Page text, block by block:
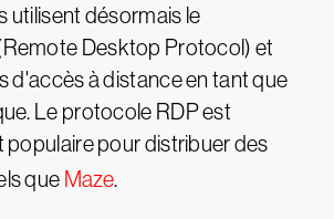
utilisent désormais le
Desktop Protocol) et
d'accès à distance en tant que
Le protocole RDP est
populaire pour distribuer des
que Maze.